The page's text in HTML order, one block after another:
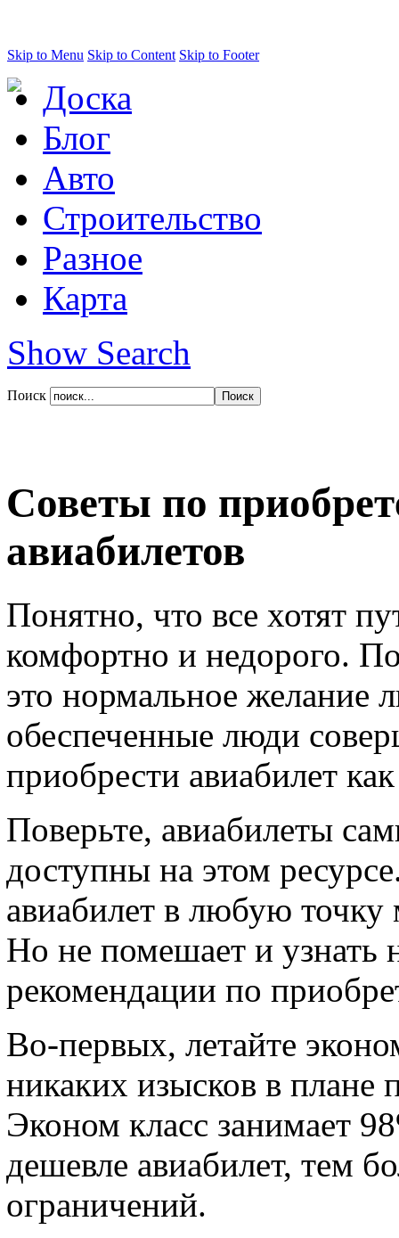
Skip to Menu Skip to Content Skip to Footer
Доска
Блог
Авто
Строительство
Разное
Карта
Show Search
Поиск
Советы по
авиабилетов
Понятно, что все хотят
комфортно и недорого.
это нормальное желание
обеспеченные люди
приобрести авиабилет
Поверьте, авиабилеты
доступны на этом
авиабилет в любую точку
Но не помешает и узнать
рекомендации по
Во-первых, летайте
никаких изысков в плане
Эконом класс занимает
дешевле авиабилет, тем
ограничений.